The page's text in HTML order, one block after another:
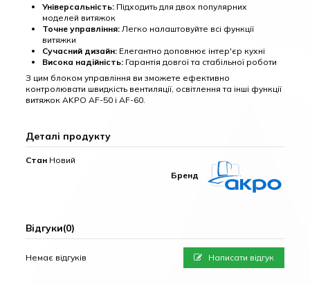
Універсальність: Підходить для двох популярних
моделей витяжок
Точне управління: Легко налаштовуйте всі функції
витяжки
Сучасний дизайн: Елегантно доповнює інтер'єр кухні
Висока надійність: Гарантія довгої та стабільної роботи
З цим блоком управління ви зможете ефективно
контролювати швидкість вентиляції, освітлення та інші функції
витяжок AKPO AF-50 і AF-60.
Деталі продукту
Бренд
Стан Новий
Відгуки(0)
Немає відгуків Написати відгук